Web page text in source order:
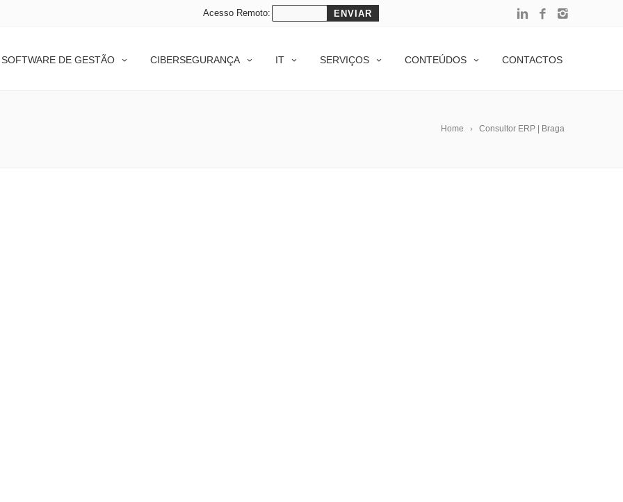
Acesso Remoto:
SOFTWARE DE GESTÃO CIBERSEGURANÇA IT SERVIÇOS CONTEÚDOS CONTACTOS
Home Consultor ERP | Braga